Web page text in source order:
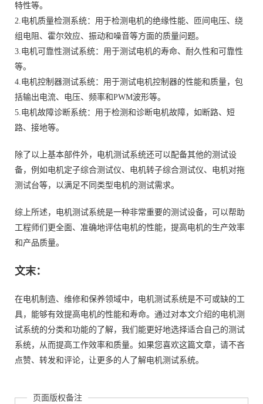
特性等。
2.电机质量检测系统：用于检测电机的绝缘性能、匝间电压、绕
组电阻、霍尔效应、振动和噪音等方面的质量问题。
3.电机可靠性测试系统：用于测试电机的寿命、耐久性和可靠性
等。
4.电机控制器测试系统：用于测试电机控制器的性能和质量，包
括输出电流、电压、频率和PWM波形等。
5.电机故障诊断系统：用于检测和诊断电机故障，如断路、短
路、接地等。
除了以上基本部件外，电机测试系统还可以配备其他的测试设
备，例如电机定子综合测试仪、电机转子综合测试仪、电机对拖
测试台等，以满足不同类型电机的测试需求。
综上所述，电机测试系统是一种非常重要的测试设备，可以帮助
工程师们更全面、准确地评估电机的性能，提高电机的生产效率
和产品质量。
文末：
在电机制造、维修和保养领域中，电机测试系统是不可或缺的工
具，能够有效提高电机的性能和寿命。通过对本文介绍的电机测
试系统的分类和功能的了解，我们能更好地选择适合自己的测试
系统，从而提高工作效率和质量。如果您喜欢这篇文章，请不吝
点赞、转发和评论，让更多的人了解电机测试系统。
页面版权备注